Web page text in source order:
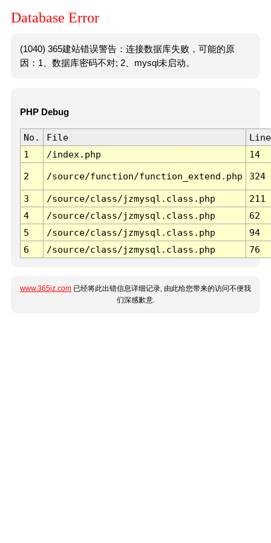
Database Error
(1040) 365建站错误警告：连接数据库失败，可能的原
因：1、数据库密码不对; 2、mysql未启动。
PHP Debug
No. File
Line
1
/index.php 14
2 /source/function/function_extend.php 324
3 /source/class/jzmysql.class.php
211
4
/source/class/jzmysql.class.php
62
5
/source/class/jzmysql.class.php
94
6
/source/class/jzmysql.class.php 76
www.365jz.com 已经将此出错信息详细记录, 由此给您带来的访问不便我
们深感歉意.